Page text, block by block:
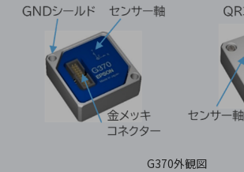
G370外観図